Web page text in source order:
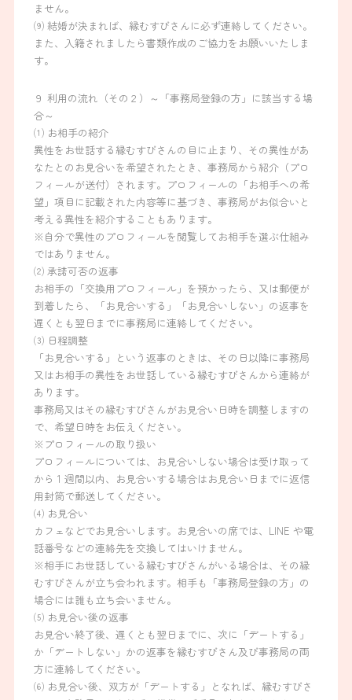
About
1対1のお見合い事業
マッチングイベント事業
ません。
⑼ 結婚が決まれば、縁むすびさんに必ず連絡してください。
また、入籍されましたら書類作成のご協力をお願いいたしま
す。
９ 利用の流れ（その２）～「事務局登録の方」に該当する場
合～
⑴ お相手の紹介
異性をお世話する縁むすびさんの目に止まり、その異性があ
なたとのお見合いを希望されたとき、事務局から紹介（プロ
フィールが送付）されます。プロフィールの「お相手への希
望」項目に記載された内容等に基づき、事務局がお似合いと
考える異性を紹介することもあります。
※自分で異性のプロフィールを閲覧してお相手を選ぶ仕組み
ではありません。
⑵ 承諾可否の返事
お相手の「交換用プロフィール」を預かったら、又は郵便が
到着したら、「お見合いする」「お見合いしない」の返事を
遅くとも翌日までに事務局に連絡してください。
⑶ 日程調整
「お見合いする」という返事のときは、その日以降に事務局
又はお相手の異性をお世話している縁むすびさんから連絡が
あります。
事務局又はその縁むすびさんがお見合い日時を調整しますの
で、希望日時をお伝えください。
※プロフィールの取り扱い
プロフィールについては、お見合いしない場合は受け取って
から 1 週間以内、お見合いする場合はお見合い日までに返信
用封筒で郵送してください。
⑷ お見合い
カフェなどでお見合いします。お見合いの席では、LINE や電
話番号などの連絡先を交換してはいけません。
※相手にお世話している縁むすびさんがいる場合は、その縁
むすびさんが立ち会われます。相手も「事務局登録の方」の
場合には誰も立ち会いません。
⑸ お見合い後の返事
お見合い終了後、遅くとも翌日までに、次に「デートする」
か「デートしない」かの返事を縁むすびさん及び事務局の両
方に連絡してください。
⑹ お見合い後、双方が「デートする」となれば、縁むすびさ